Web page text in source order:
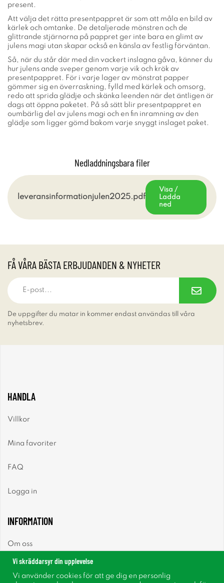
present.
Att välja det rätta presentpappret är som att måla en bild av
kärlek och omtanke. De detaljerade mönstren och de
glittrande stjärnorna på pappret ger inte bara en glimt av
julens magi utan skapar också en känsla av festlig förväntan.
Så, när du står där med din vackert inslagna gåva, känner du
hur julens ande sveper genom varje vik och krök av
presentpappret. För i varje lager av mönstrat papper
gömmer sig en överraskning, fylld med kärlek och omsorg,
redo att sprida glädje och skänka leenden när det äntligen är
dags att öppna paketet. På så sätt blir presentpappret en
oumbärlig del av julens magi och en fin inramning av den
glädje som ligger gömd bakom varje snyggt inslaget paket.
Nedladdningsbara filer
leveransinformationjulen2025.pdf
Visa /
Ladda
ned
FÅ VÅRA BÄSTA ERBJUDANDEN & NYHETER
De uppgifter du matar in kommer endast användas till våra
nyhetsbrev.
HANDLA
Villkor
Mina favoriter
FAQ
Logga in
INFORMATION
Om oss
Vi skräddarsyr din upplevelse
Vi använder cookies för att ge dig en personlig